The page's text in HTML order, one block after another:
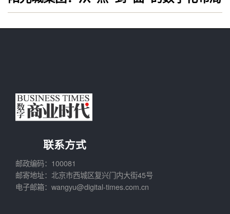
联系方式
邮政编码：100081
邮寄地址：北京市西城区复兴门内大街45号
电子邮箱：wangyu@digital-times.com.cn